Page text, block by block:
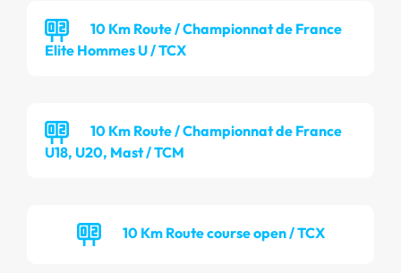
10 Km Route / Championnat de France
Elite Hommes U / TCX
10 Km Route / Championnat de France
U18, U20, Mast / TCM
10 Km Route course open / TCX